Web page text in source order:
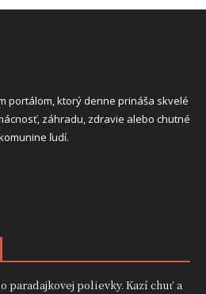
portálom, ktorý denne prináša skvelé
záhradu, zdravie alebo chutné
ľudí.
paradajkovej polievky. Kazí chuť a